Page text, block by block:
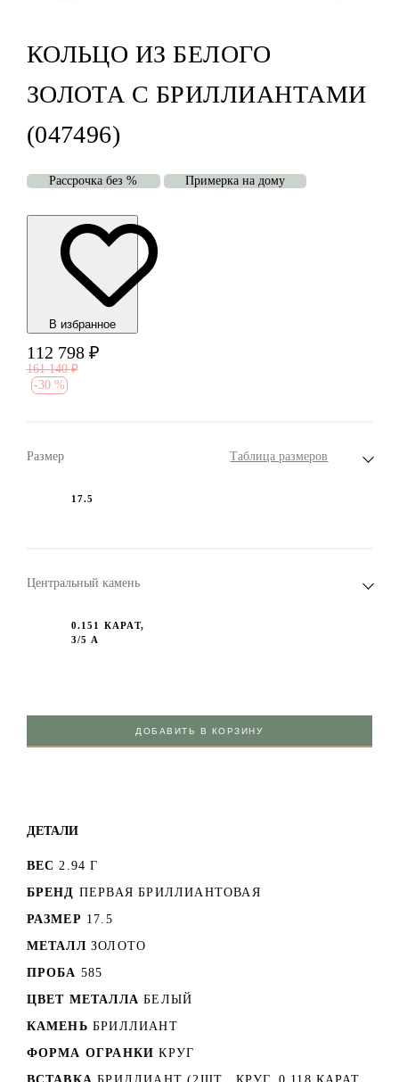
КОЛЬЦО ИЗ БЕЛОГО
ЗОЛОТА С БРИЛЛИАНТАМИ
(047496)
Рассрочка без % Примерка на дому
В избранноe
112 798 ₽
161 140 ₽
-30 %
Размер Таблица размеров
17.5
Центральный камень
0.151 КАРАТ,
3/5 А
ДОБАВИТЬ В КОРЗИНУ
ДЕТАЛИ
ВЕС 2.94 Г
БРЕНД ПЕРВАЯ БРИЛЛИАНТОВАЯ
РАЗМЕР 17.5
МЕТАЛЛ ЗОЛОТО
ПРОБА 585
ЦВЕТ МЕТАЛЛА БЕЛЫЙ
КАМЕНЬ БРИЛЛИАНТ
ФОРМА ОГРАНКИ КРУГ